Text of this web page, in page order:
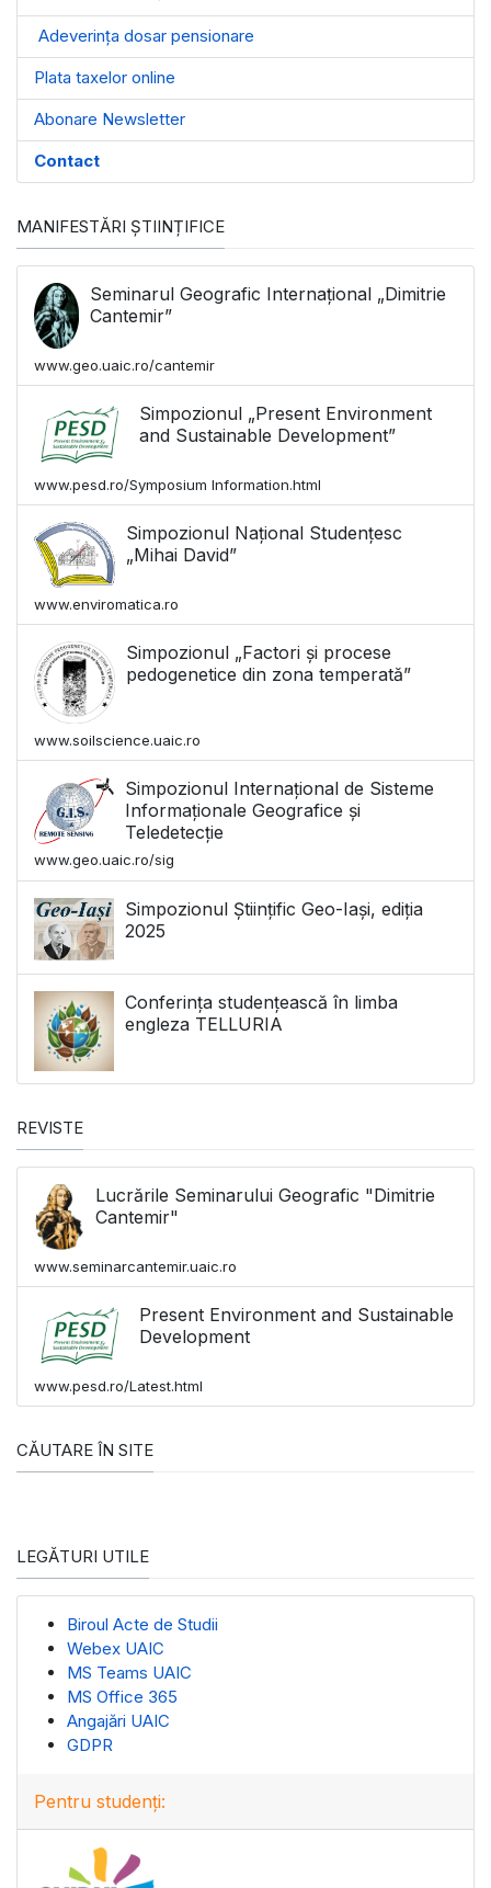
Adeverința dosar pensionare
Plata taxelor online
Abonare Newsletter
Contact
MANIFESTĂRI ȘTIINȚIFICE
Seminarul Geografic Internațional „Dimitrie
Cantemir”
www.geo.uaic.ro/cantemir
Simpozionul „Present Environment
and Sustainable Development”
www.pesd.ro/Symposium Information.html
Simpozionul Național Studențesc
„Mihai David”
www.enviromatica.ro
Simpozionul „Factori și procese
pedogenetice din zona temperată”
www.soilscience.uaic.ro
Simpozionul Internațional de Sisteme
Informaționale Geografice și
Teledetecție
www.geo.uaic.ro/sig
Simpozionul Științific Geo-Iași, ediția
2025
Conferința studențească în limba
engleza TELLURIA
REVISTE
Lucrările Seminarului Geografic "Dimitrie
Cantemir"
www.seminarcantemir.uaic.ro
Present Environment and Sustainable
Development
www.pesd.ro/Latest.html
CĂUTARE ÎN SITE
LEGĂTURI UTILE
Biroul Acte de Studii
Webex UAIC
MS Teams UAIC
MS Office 365
Angajări UAIC
GDPR
Pentru studenți: